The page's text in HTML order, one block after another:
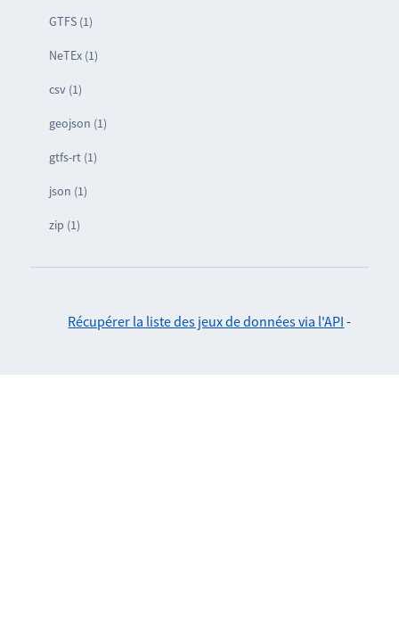
GTFS (1)
NeTEx (1)
csv (1)
geojson (1)
gtfs-rt (1)
json (1)
zip (1)
Récupérer la liste des jeux de données via l'API -